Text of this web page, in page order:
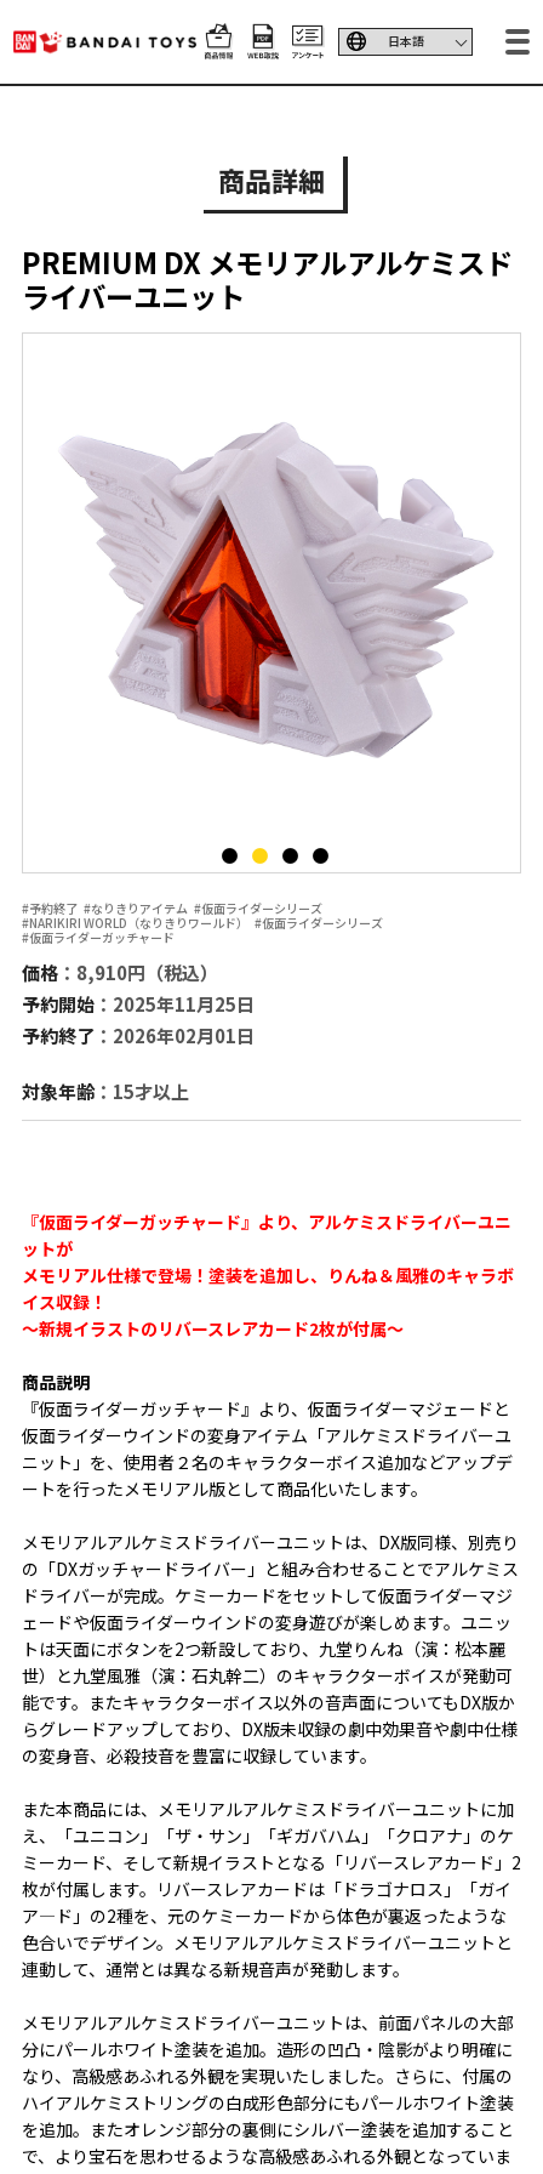
商品詳細
PREMIUM DX メモリアルアルケミスド
ライバーユニット
#予約終了 #なりきりアイテム #仮面ライダーシリーズ
#NARIKIRI WORLD（なりきりワールド）
#仮面ライダーシリーズ
#仮面ライダーガッチャード
価格：8,910円（税込）
予約開始：2025年11月25日
予約終了：2026年02月01日
対象年齢：15才以上
『仮面ライダーガッチャード』より、アルケミスドライバーユニ
ットが
メモリアル仕様で登場！塗装を追加し、りんね＆風雅のキャラボ
イス収録！
～新規イラストのリバースレアカード2枚が付属～
商品説明
『仮面ライダーガッチャード』より、仮面ライダーマジェードと
仮面ライダーウインドの変身アイテム「アルケミスドライバーユ
ニット」を、使用者２名のキャラクターボイス追加などアップデ
ートを行ったメモリアル版として商品化いたします。
メモリアルアルケミスドライバーユニットは、DX版同様、別売り
の「DXガッチャードライバー」と組み合わせることでアルケミス
ドライバーが完成。ケミーカードをセットして仮面ライダーマジ
ェードや仮面ライダーウインドの変身遊びが楽しめます。ユニッ
トは天面にボタンを2つ新設しており、九堂りんね（演：松本麗
世）と九堂風雅（演：石丸幹二）のキャラクターボイスが発動可
能です。またキャラクターボイス以外の音声面についてもDX版か
らグレードアップしており、DX版未収録の劇中効果音や劇中仕様
の変身音、必殺技音を豊富に収録しています。
また本商品には、メモリアルアルケミスドライバーユニットに加
え、「ユニコン」「ザ・サン」「ギガバハム」「クロアナ」のケ
ミーカード、そして新規イラストとなる「リバースレアカード」2
枚が付属します。リバースレアカードは「ドラゴナロス」「ガイ
ア―ド」の2種を、元のケミーカードから体色が裏返ったような
色合いでデザイン。メモリアルアルケミスドライバーユニットと
連動して、通常とは異なる新規音声が発動します。
メモリアルアルケミスドライバーユニットは、前面パネルの大部
分にパールホワイト塗装を追加。造形の凹凸・陰影がより明確に
なり、高級感あふれる外観を実現いたしました。さらに、付属の
ハイアルケミストリングの白成形色部分にもパールホワイト塗装
を追加。またオレンジ部分の裏側にシルバー塗装を追加すること
で、より宝石を思わせるような高級感あふれる外観となっていま